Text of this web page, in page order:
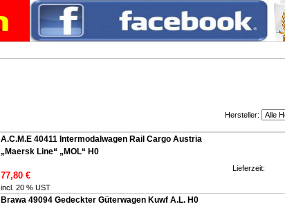
Hersteller:
A.C.M.E 40411 Intermodalwagen Rail Cargo Austria
„Maersk Line“ „MOL“ H0
77,80 €
incl. 20 % UST
Lieferzeit:
Brawa 49094 Gedeckter Güterwagen Kuwf A.L. H0